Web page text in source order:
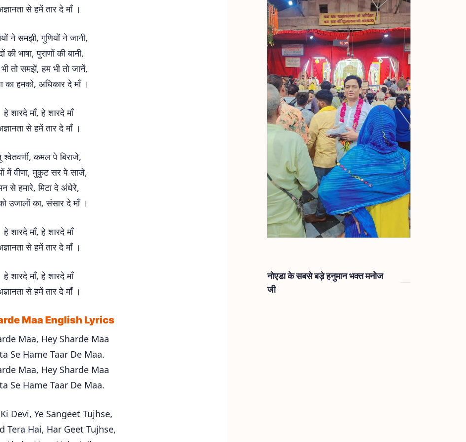
से हमें तार दे माँ ।
ने समझी, गुणियों ने जानी,
की भाषा, पुराणों की बानी,
तो समझें, हम भी तो जानें,
का हमको, अधिकार दे माँ ।
हे शारदे माँ, हे शारदे माँ
से हमें तार दे माँ ।
श्वेतवर्णी, कमल पे बिराजे,
में वीणा, मुकुट सर पे साजे,
से हमारे, मिटा दे अंधेरे,
उजालों का, संसार दे माँ ।
हे शारदे माँ, हे शारदे माँ
से हमें तार दे माँ ।
हे शारदे माँ, हे शारदे माँ
से हमें तार दे माँ ।
Maa English Lyrics
Maa, Hey Sharde Maa
Se Hame Taar De Maa.
Maa, Hey Sharde Maa
Se Hame Taar De Maa.
Devi, Ye Sangeet Tujhse,
Tera Hai, Har Geet Tujhse,
नोएडा के सबसे बड़े हनुमान भक्त मनोज
जी